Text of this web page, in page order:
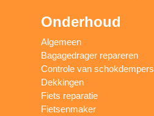
Onderhoud
Algemeen
Bagagedrager repareren
Controle van schokdempers
Dekkingen
Fiets reparatie
Fietsenmaker